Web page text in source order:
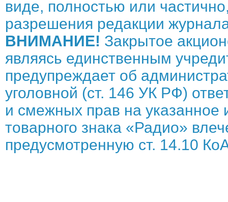
виде, полностью или
разрешения редакции
ВНИМАНИЕ! Закрытое
являясь единственным
предупреждает об
уголовной (ст. 146 УК РФ)
и смежных прав на указанное
товарного знака «Радио»
предусмотренную ст. 14.10